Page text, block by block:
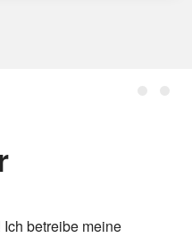
betreibe meine